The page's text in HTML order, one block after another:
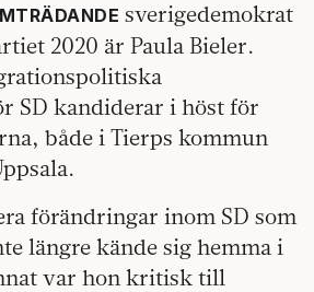
sverigedemokrat
2020 är Paula Bieler.
SD kandiderar i höst för
både i Tierps kommun
förändringar inom SD som
längre kände sig hemma i
var hon kritisk till